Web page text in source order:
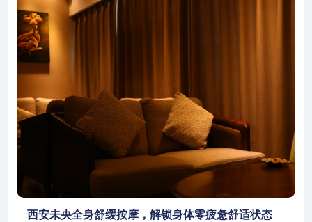
西安未央全身舒缓按摩，解锁身体零疲惫舒适状态